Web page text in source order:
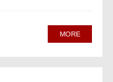
MORE